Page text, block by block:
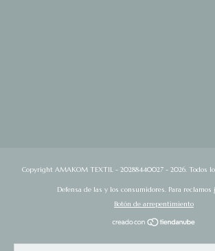
Copyright AMAKOM TEXTIL - 20288440027 - 2026. Todos
Defensa de las y los consumidores. Para reclamos
Botón de arrepentimiento